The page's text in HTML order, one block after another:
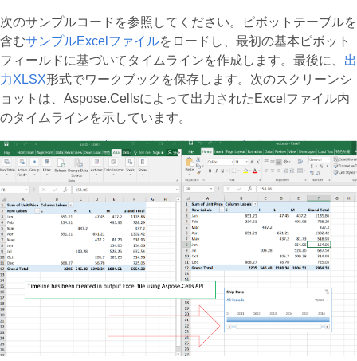
次のサンプルコードを参照してください。ピボットテーブルを
含むサンプルExcelファイルをロードし、最初の基本ピボット
フィールドに基づいてタイムラインを作成します。最後に、 出
力XLSX形式でワークブックを保存します。次のスクリーンシ
ョットは、Aspose.Cellsによって出力されたExcelファイル内
のタイムラインを示しています。